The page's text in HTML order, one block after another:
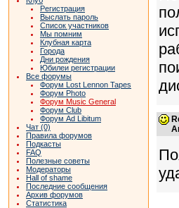
Регистрация
Выслать пароль
Список участников
Мы помним
Клубная карта
Города
Дни рождения
Юбилеи регистрации
Все форумы
Форум Lost Lennon Tapes
Форум Photo
Форум Music General
Форум Club
Форум Ad Libitum
Чат (0)
Правила форумов
Подкасты
FAQ
Полезные советы
Модераторы
Hall of shame
Последние сообщения
Архив форумов
Статистика